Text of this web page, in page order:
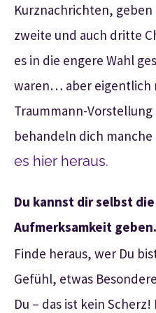
Kurznachrichten,
zweite und auch dritte
es in die engere Wahl
waren… aber eigentlich
Traummann-
behandeln dich
es hier heraus.
Du kannst dir selbst
Aufmerksamkeit geben.
Finde heraus, wer Du
Gefühl, etwas
Du – das ist kein